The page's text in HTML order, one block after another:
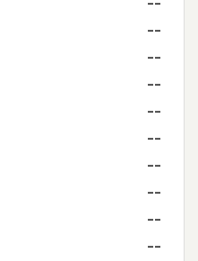
--
--
--
--
--
--
--
--
--